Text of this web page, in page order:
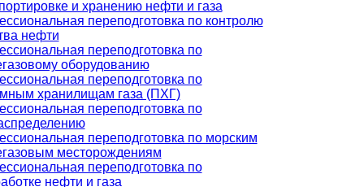
и хранению нефти и газа
переподготовка по контролю
нефти
переподготовка по
оборудованию
переподготовка по
хранилищам газа (ПХГ)
переподготовка по
переподготовка по морским
месторождениям
переподготовка по
нефти и газа